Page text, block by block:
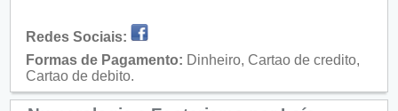
Redes Sociais:
Formas de Pagamento: Dinheiro, Cartao de credito,
Cartao de debito.